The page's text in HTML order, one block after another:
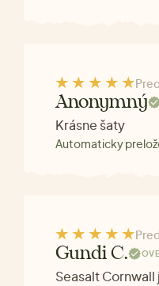
Anonymný
Krásne šaty
Automaticky
Gundi C.
Seasalt